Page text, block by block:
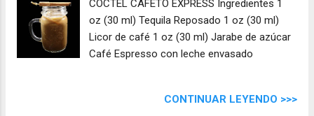
CÓCTEL CAFETO EXPRESS Ingredientes 1
oz (30 ml) Tequila Reposado 1 oz (30 ml)
Licor de café 1 oz (30 ml) Jarabe de azúcar
Café Espresso con leche envasado
CONTINUAR LEYENDO >>>